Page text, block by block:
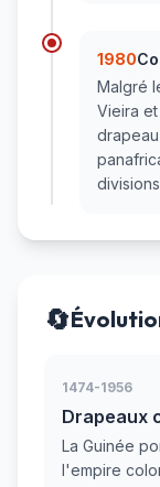
1980
Malgré
Vieira
🔄
1474-1956
Drapeaux
La Guinée
l'empire